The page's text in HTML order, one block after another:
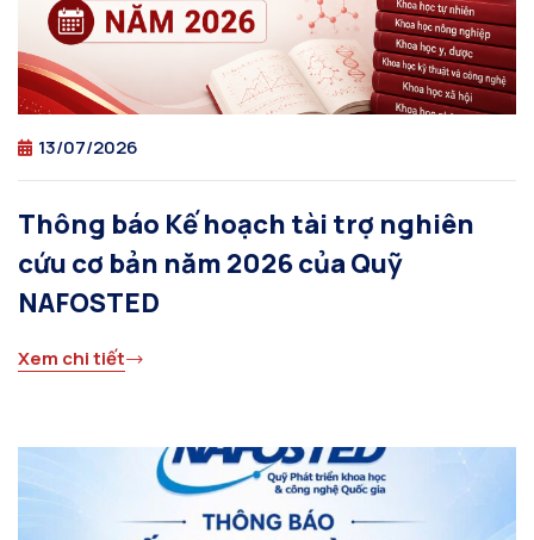
13/07/2026
Thông báo Kế hoạch tài trợ nghiên
cứu cơ bản năm 2026 của Quỹ
NAFOSTED
Xem chi tiết